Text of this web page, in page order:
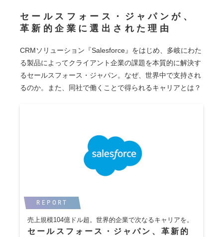
セールスフォース・ジャパンが、
革新的企業に選出された理由
CRMソリューション『Salesforce』をはじめ、多岐にわた
る製品によってクライアント企業の課題を本質的に解決す
るセールスフォース・ジャパン。なぜ、世界中で支持され
るのか。また、同社で働くことで得られるキャリアとは？
REPORT
売上規模104億ドル超。世界的企業で次なるキャリアを。
セールスフォース・ジャパン、革新的